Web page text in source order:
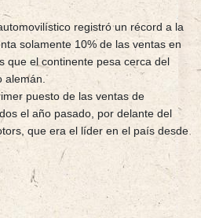
registró un récord a la
solamente 10% de las ventas en
que el continente pesa cerca del
puesto de las ventas de
el año pasado, por delante del
que era el líder en el país desde